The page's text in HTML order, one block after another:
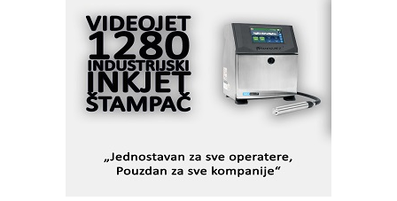
Fleksibilno stezanje i brzo
podešavanje u proizvodnji prototipova
KIP KOP – napredna rešenja za
savremene industrijske i logističke
objekte
Alba d.o.o. – 35 godina preciznosti u
IBeRTIM - oprema za ispitivanje